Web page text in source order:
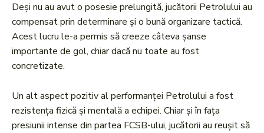
Deși nu au avut o posesie prelungită, jucătorii Petrolului au
compensat prin determinare și o bună organizare tactică.
Acest lucru le-a permis să creeze câteva șanse
importante de gol, chiar dacă nu toate au fost
concretizate.
Un alt aspect pozitiv al performanței Petrolului a fost
rezistența fizică și mentală a echipei. Chiar și în fața
presiunii intense din partea FCSB-ului, jucătorii au reușit să